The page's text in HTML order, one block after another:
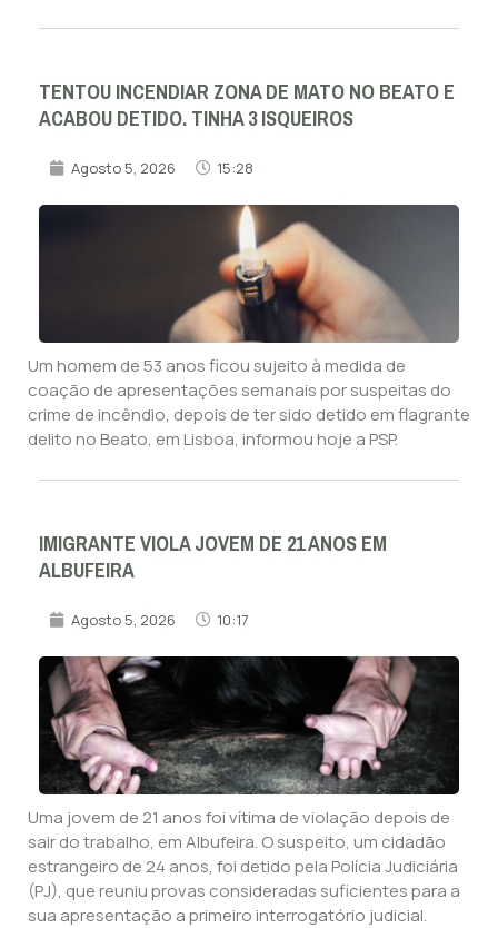
TENTOU INCENDIAR ZONA DE MATO NO BEATO E
ACABOU DETIDO. TINHA 3 ISQUEIROS
Agosto 5, 2026 15:28
Um homem de 53 anos ficou sujeito à medida de
coação de apresentações semanais por suspeitas do
crime de incêndio, depois de ter sido detido em flagrante
delito no Beato, em Lisboa, informou hoje a PSP.
IMIGRANTE VIOLA JOVEM DE 21 ANOS EM
ALBUFEIRA
Agosto 5, 2026 10:17
Uma jovem de 21 anos foi vítima de violação depois de
sair do trabalho, em Albufeira. O suspeito, um cidadão
estrangeiro de 24 anos, foi detido pela Polícia Judiciária
(PJ), que reuniu provas consideradas suficientes para a
sua apresentação a primeiro interrogatório judicial.